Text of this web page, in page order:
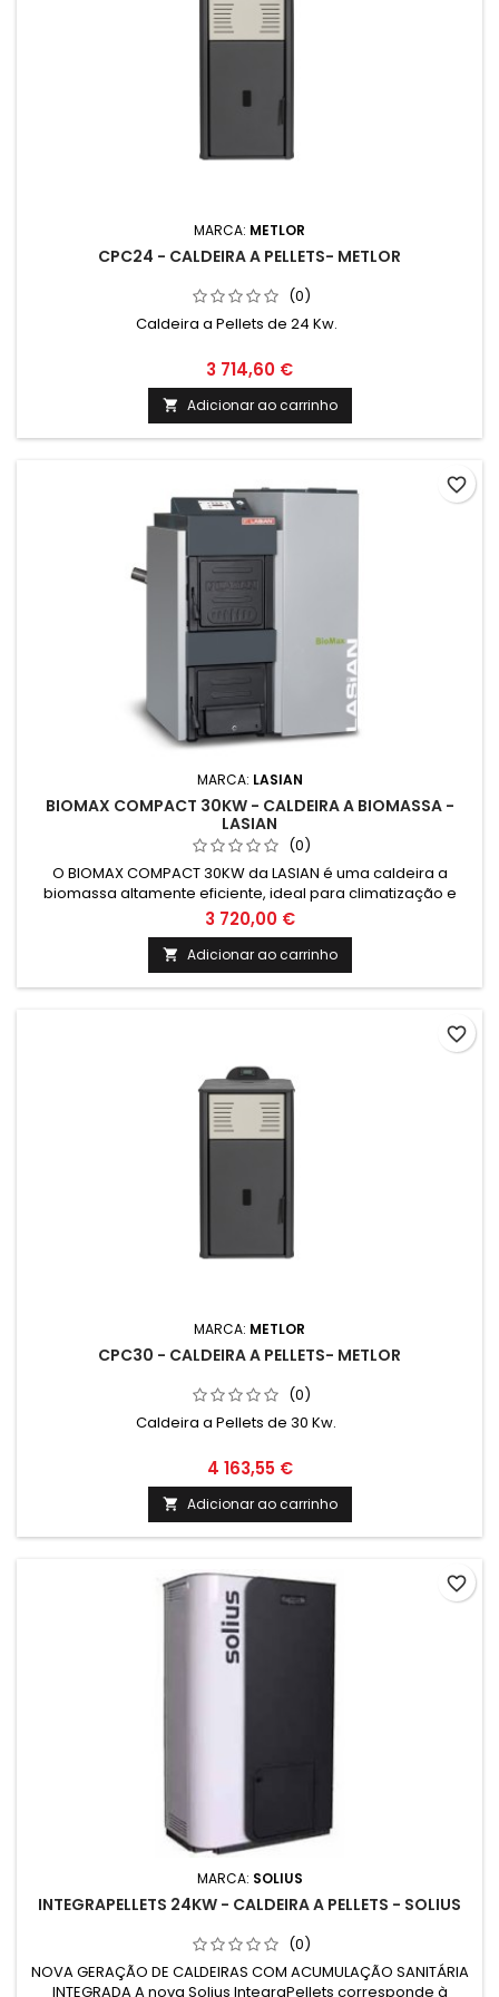
MARCA: METLOR
CPC24 - CALDEIRA A PELLETS- METLOR
(0)
Caldeira a Pellets de 24 Kw.
3 714,60 €
 Adicionar ao carrinho
MARCA: LASIAN
BIOMAX COMPACT 30KW - CALDEIRA A BIOMASSA -
LASIAN
(0)
O BIOMAX COMPACT 30KW da LASIAN é uma caldeira a
biomassa altamente eficiente, ideal para climatização e
energia renovável. Com design compacto e fácil instalação,
é a escolha perfeita para reduzir custos e impacto
ambiental em residências e empresas.
3 720,00 €
 Adicionar ao carrinho
favorite_border
MARCA: METLOR
CPC30 - CALDEIRA A PELLETS- METLOR
(0)
Caldeira a Pellets de 30 Kw.
4 163,55 €
 Adicionar ao carrinho
favorite_border
MARCA: SOLIUS
INTEGRAPELLETS 24KW - CALDEIRA A PELLETS - SOLIUS
(0)
NOVA GERAÇÃO DE CALDEIRAS COM ACUMULAÇÃO SANITÁRIA
INTEGRADA A nova Solius IntegraPellets corresponde à
favorite_border